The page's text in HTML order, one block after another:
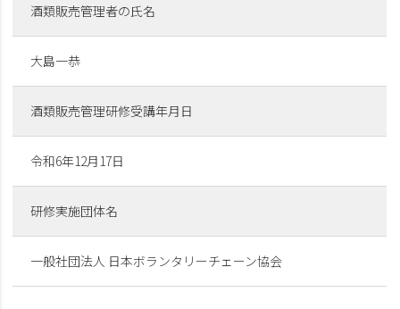
酒類販売管理者の氏名
大島一恭
酒類販売管理研修受講年月日
令和6年12月17日
研修実施団体名
一般社団法人 日本ボランタリーチェーン協会